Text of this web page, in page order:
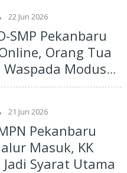
. 22 Jun 2026
SMP Pekanbaru
Orang Tua
Modus
. 21 Jun 2026
Pekanbaru
Masuk, KK
Syarat Utama